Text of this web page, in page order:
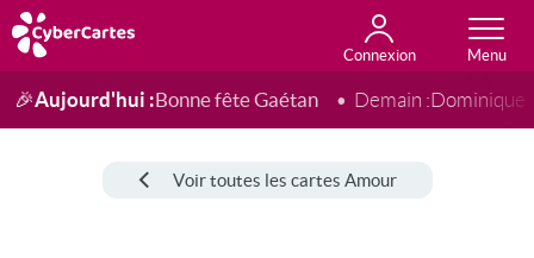
Connexion
Anniversaire
Fête du jour
Amour
Amitié
Merci
Toutes les cartes
🎉Aujourd'hui :Bonne fête Gaétan Demain :Dominique
Voir toutes les cartes Amour